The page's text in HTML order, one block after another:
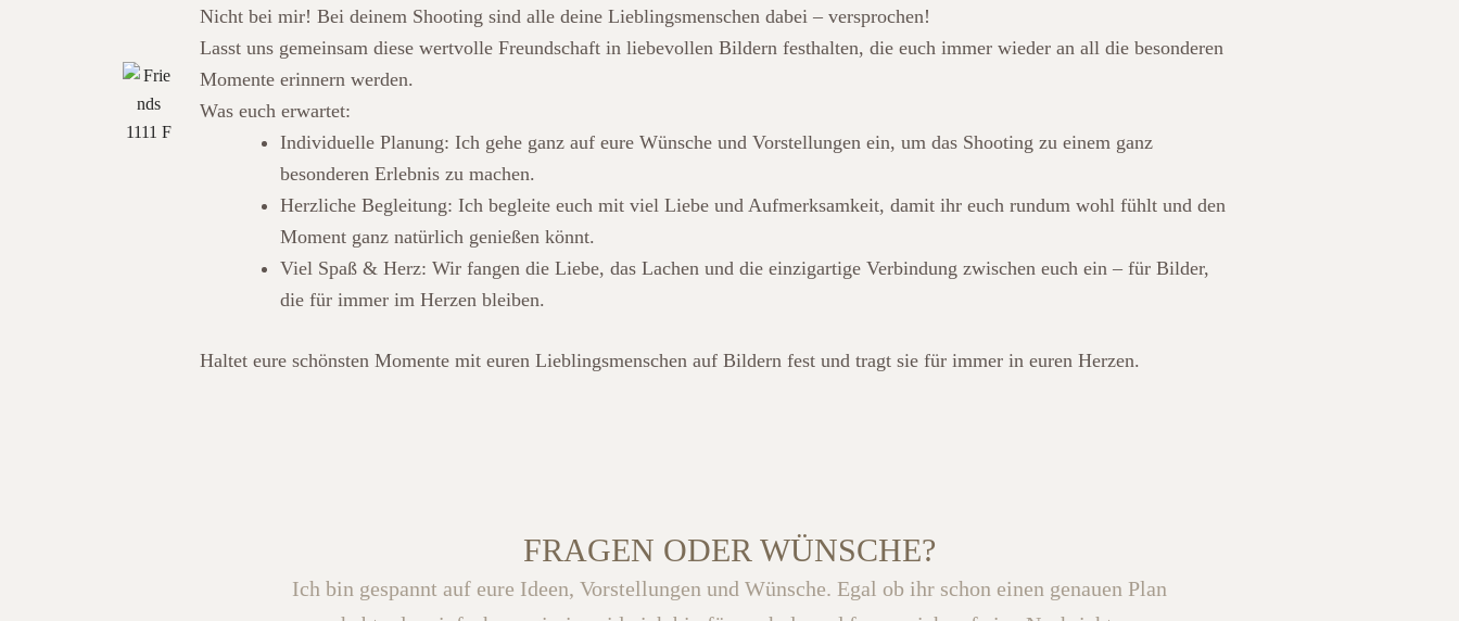
Nicht bei mir! Bei deinem Shooting sind alle deine Lieblingsmenschen dabei – versprochen!
Lasst uns gemeinsam diese wertvolle Freundschaft in liebevollen Bildern festhalten, die euch immer wieder an all die besonderen
Momente erinnern werden.
Was euch erwartet:
Individuelle Planung: Ich gehe ganz auf eure Wünsche und Vorstellungen ein, um das Shooting zu einem ganz
besonderen Erlebnis zu machen.
Herzliche Begleitung: Ich begleite euch mit viel Liebe und Aufmerksamkeit, damit ihr euch rundum wohl fühlt und den
Moment ganz natürlich genießen könnt.
Viel Spaß & Herz: Wir fangen die Liebe, das Lachen und die einzigartige Verbindung zwischen euch ein – für Bilder,
die für immer im Herzen bleiben.
Haltet eure schönsten Momente mit euren Lieblingsmenschen auf Bildern fest und tragt sie für immer in euren Herzen.
FRAGEN ODER WÜNSCHE?
Ich bin gespannt auf eure Ideen, Vorstellungen und Wünsche. Egal ob ihr schon einen genauen Plan